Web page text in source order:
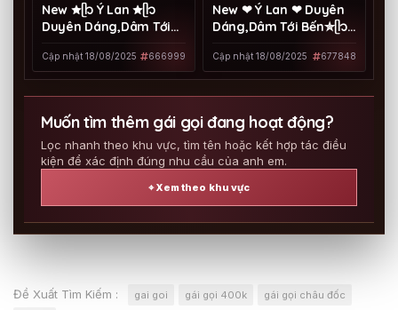
New ✮ᥫ᭡ Ý Lan ✮ᥫ᭡
Duyên Dáng,Dâm Tới
Hết Mình
Cập nhật 18/08/2025 666999
New ❤ Ý Lan ❤ Duyên
Dáng,Dâm Tới Bến✮ᥫ᭡
Cập nhật 18/08/2025 677848
Muốn tìm thêm gái gọi đang hoạt động?
Lọc nhanh theo khu vực, tìm tên hoặc kết hợp tác điều
kiện để xác định đúng nhu cầu của anh em.
⌖ Xem theo khu vực
Đề Xuất Tìm Kiếm : gai goi gái gọi 400k
gái gọi châu đốc